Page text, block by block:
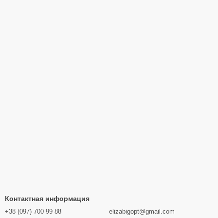
Контактная информация
+38 (097) 700 99 88 elizabigopt@gmail.com